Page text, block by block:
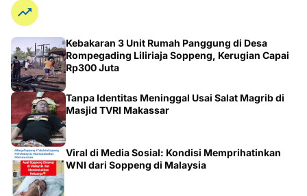
Kebakaran 3 Unit Rumah Panggung di Desa
Rompegading Liliriaja Soppeng, Kerugian Capai
Rp300 Juta
Tanpa Identitas Meninggal Usai Salat Magrib di
Masjid TVRI Makassar
Viral di Media Sosial: Kondisi Memprihatinkan
WNI dari Soppeng di Malaysia